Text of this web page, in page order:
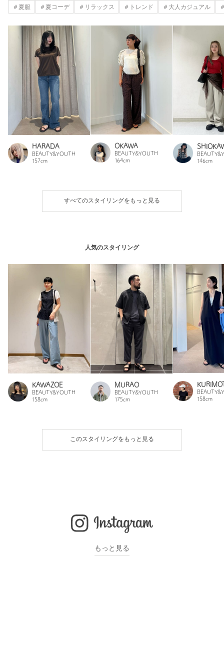
＃夏服 ＃夏コーデ ＃リラックス ＃トレンド ＃大人カジュアル
HARADA
BEAUTY&YOUTH
157cm
OKAWA
BEAUTY&YOUTH
164cm
146cm
すべてのスタイリングをもっと見る
人気のスタイリング
KAWAZOE
BEAUTY&YOUTH
158cm
MURAO
BEAUTY&YOUTH
175cm
158cm
このスタイリングをもっと見る
もっと見る